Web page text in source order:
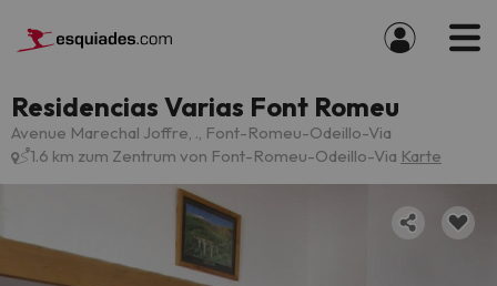
Residencias Varias Font Romeu
Avenue Marechal Joffre, ., Font-Romeu-Odeillo-Via
1.6 km zum Zentrum von Font-Romeu-Odeillo-Via Karte